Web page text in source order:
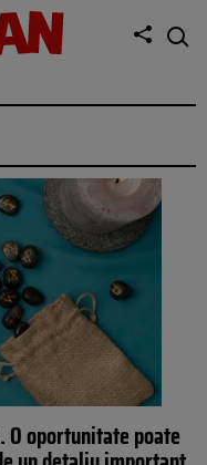
O oportunitate poate